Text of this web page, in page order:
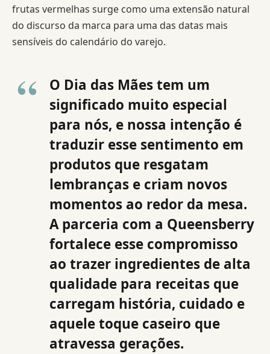
frutas vermelhas surge como uma extensão natural
do discurso da marca para uma das datas mais
sensíveis do calendário do varejo.
O Dia das Mães tem um
significado muito especial
para nós, e nossa intenção é
traduzir esse sentimento em
produtos que resgatam
lembranças e criam novos
momentos ao redor da mesa.
A parceria com a Queensberry
fortalece esse compromisso
ao trazer ingredientes de alta
qualidade para receitas que
carregam história, cuidado e
aquele toque caseiro que
atravessa gerações.